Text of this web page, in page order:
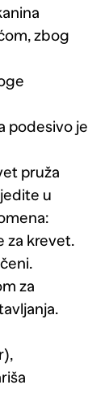
zbog
podesivo je
pruža
u
za krevet.
za